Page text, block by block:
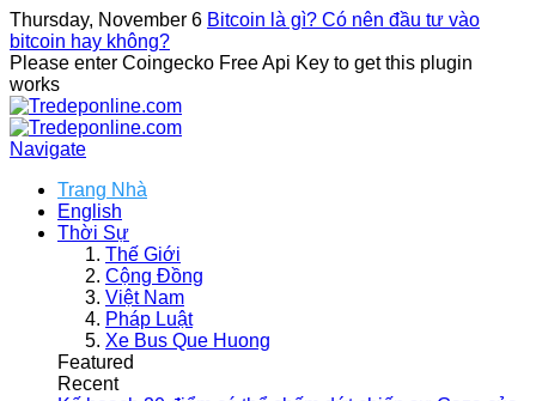
Thursday, November 6 Bitcoin là gì? Có nên đầu tư vào
bitcoin hay không?
Please enter Coingecko Free Api Key to get this plugin
works
Navigate
Trang Nhà
English
Thời Sự
Thế Giới
Cộng Đồng
Việt Nam
Pháp Luật
Xe Bus Que Huong
Featured
Recent